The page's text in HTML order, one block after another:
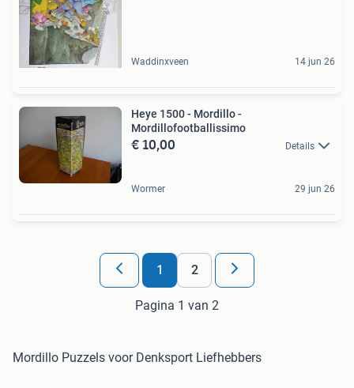
Waddinxveen 14 jun 26
Heye 1500 - Mordillo -
Mordillofootballissimo
€ 10,00 Details
Wormer 29 jun 26
1 2
Pagina 1 van 2
Mordillo Puzzels voor Denksport Liefhebbers